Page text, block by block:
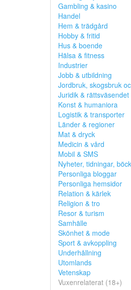
Gambling & kasino
Handel
Hem & trädgård
Hobby & fritid
Hus & boende
Hälsa & fitness
Industrier
Jobb & utbildning
Jordbruk, skogsbruk
Juridik & rättsväsendet
Konst & humaniora
Logistik & transporter
Länder & regioner
Mat & dryck
Medicin & vård
Mobil & SMS
Nyheter, tidningar,
Personliga bloggar
Personliga hemsidor
Relation & kärlek
Religion & tro
Resor & turism
Samhälle
Skönhet & mode
Sport & avkoppling
Underhållning
Utomlands
Vetenskap
Vuxenrelaterat (18+)